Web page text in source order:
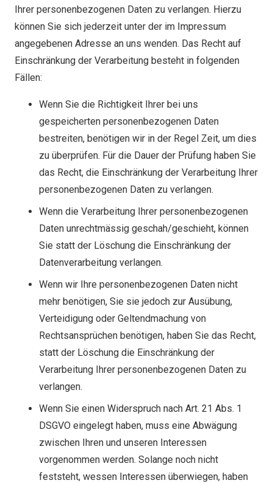
Ihrer personenbezogenen Daten zu verlangen. Hierzu
können Sie sich jederzeit unter der im Impressum
angegebenen Adresse an uns wenden. Das Recht auf
Einschränkung der Verarbeitung besteht in folgenden
Fällen:
Wenn Sie die Richtigkeit Ihrer bei uns
gespeicherten personenbezogenen Daten
bestreiten, benötigen wir in der Regel Zeit, um dies
zu überprüfen. Für die Dauer der Prüfung haben Sie
das Recht, die Einschränkung der Verarbeitung Ihrer
personenbezogenen Daten zu verlangen.
Wenn die Verarbeitung Ihrer personenbezogenen
Daten unrechtmässig geschah/geschieht, können
Sie statt der Löschung die Einschränkung der
Datenverarbeitung verlangen.
Wenn wir Ihre personenbezogenen Daten nicht
mehr benötigen, Sie sie jedoch zur Ausübung,
Verteidigung oder Geltendmachung von
Rechtsansprüchen benötigen, haben Sie das Recht,
statt der Löschung die Einschränkung der
Verarbeitung Ihrer personenbezogenen Daten zu
verlangen.
Wenn Sie einen Widerspruch nach Art. 21 Abs. 1
DSGVO eingelegt haben, muss eine Abwägung
zwischen Ihren und unseren Interessen
vorgenommen werden. Solange noch nicht
feststeht, wessen Interessen überwiegen, haben